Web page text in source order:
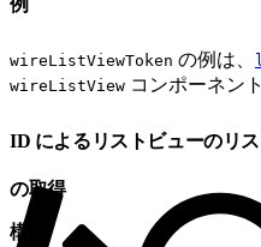
wireListViewToken の例は、
wireListView コンポーネン
ID によるリストビューのリ
の取得
構文